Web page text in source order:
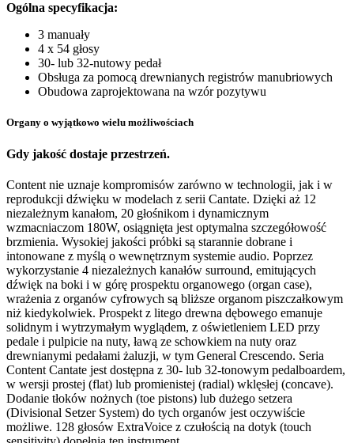
Ogólna specyfikacja:
3 manuały
4 x 54 głosy
30- lub 32-nutowy pedał
Obsługa za pomocą drewnianych registrów manubriowych
Obudowa zaprojektowana na wzór pozytywu
Organy o wyjątkowo wielu możliwościach
Gdy jakość dostaje przestrzeń.
Content nie uznaje kompromisów zarówno w technologii, jak i w
reprodukcji dźwięku w modelach z serii Cantate. Dzięki aż 12
niezależnym kanałom, 20 głośnikom i dynamicznym
wzmacniaczom 180W, osiągnięta jest optymalna szczegółowość
brzmienia. Wysokiej jakości próbki są starannie dobrane i
intonowane z myślą o wewnętrznym systemie audio. Poprzez
wykorzystanie 4 niezależnych kanałów surround, emitujących
dźwięk na boki i w górę prospektu organowego (organ case),
wrażenia z organów cyfrowych są bliższe organom piszczałkowym
niż kiedykolwiek. Prospekt z litego drewna dębowego emanuje
solidnym i wytrzymałym wyglądem, z oświetleniem LED przy
pedale i pulpicie na nuty, ławą ze schowkiem na nuty oraz
drewnianymi pedałami żaluzji, w tym General Crescendo. Seria
Content Cantate jest dostępna z 30- lub 32-tonowym pedalboardem,
w wersji prostej (flat) lub promienistej (radial) wklęsłej (concave).
Dodanie tłoków nożnych (toe pistons) lub dużego setzera
(Divisional Setzer System) do tych organów jest oczywiście
możliwe. 128 głosów ExtraVoice z czułością na dotyk (touch